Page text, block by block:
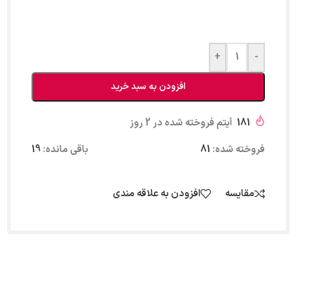
-
+
افزودن به سبد خرید
181 آیتم فروخته شده در 2 روز
فروخته شده: 81 باقی مانده:19
مقایسه افزودن به علاقه مندی